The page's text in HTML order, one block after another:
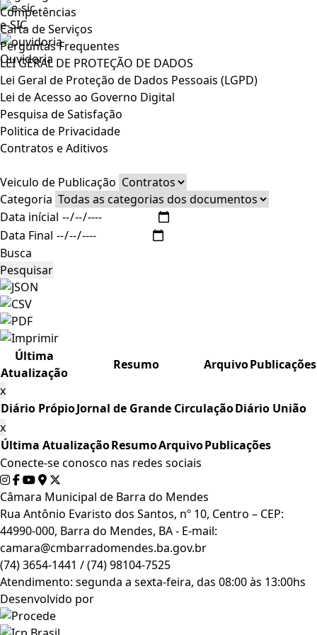
e-SIC
Ouvidoria
Competências
Carta de Serviços
Perguntas Frequentes
LEI GERAL DE PROTEÇÃO DE DADOS
Lei Geral de Proteção de Dados Pessoais (LGPD)
Lei de Acesso ao Governo Digital
Pesquisa de Satisfação
Politica de Privacidade
Contratos e Aditivos
Veiculo de Publicação
Categoria
Data inícial
Data Final
Busca
Pesquisar
Última
Atualização
Resumo ArquivoPublicações
x
Diário PrópioJornal de Grande CirculaçãoDiário União
x
Última AtualizaçãoResumoArquivoPublicações
Conecte-se conosco nas redes sociais
Câmara Municipal de Barra do Mendes
Rua Antônio Evaristo dos Santos, nº 10, Centro – CEP:
44990-000, Barra do Mendes, BA - E-mail:
camara@cmbarradomendes.ba.gov.br
(74) 3654-1441 / (74) 98104-7525
Atendimento: segunda a sexta-feira, das 08:00 às 13:00hs
Desenvolvido por